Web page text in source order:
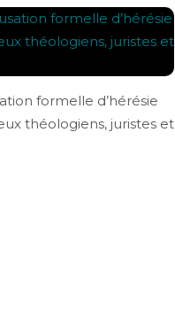
formelle d’hérésie
théologiens, juristes et